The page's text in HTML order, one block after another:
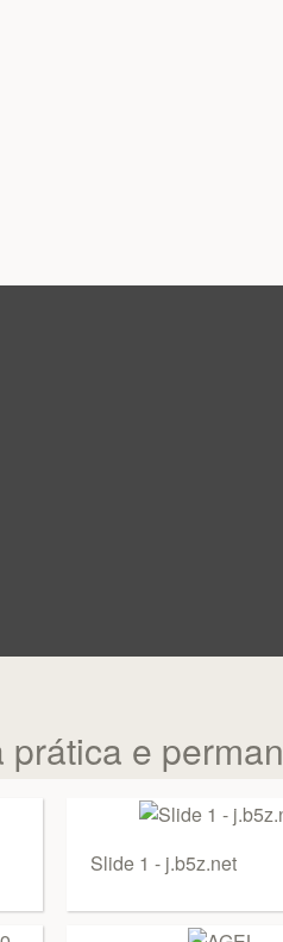
prática e
Slide 1 - j.b5z.net